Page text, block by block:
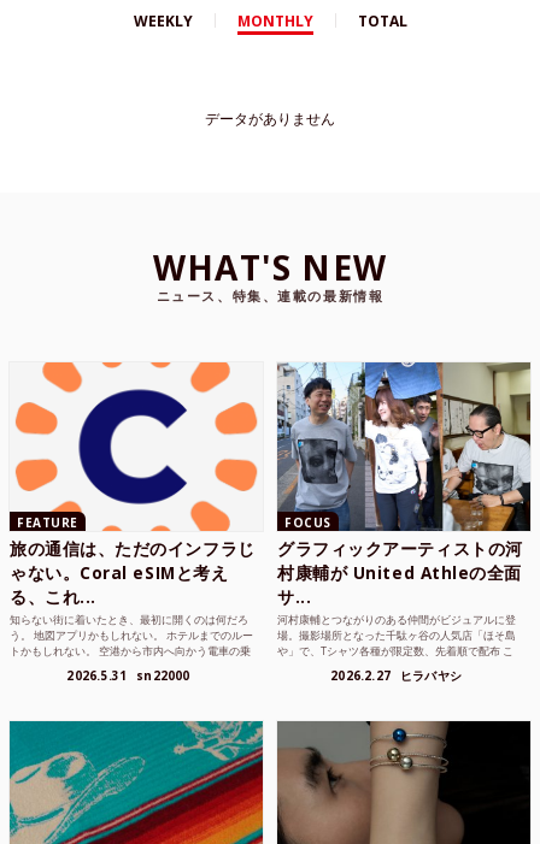
WEEKLY MONTHLY TOTAL
データがありません
WHAT'S NEW
ニュース、特集、連載の最新情報
FEATURE
旅の通信は、ただのインフラじ
ゃない。Coral eSIMと考え
る、これ...
知らない街に着いたとき、最初に開くのは何だろ
う。 地図アプリかもしれない。 ホテルまでのルー
トかもしれない。 空港から市内へ向かう電車の乗
2026.5.31 sn22000
FOCUS
グラフィックアーティストの河
村康輔が United Athleの全面
サ...
河村康輔とつながりのある仲間がビジュアルに登
場。撮影場所となった千駄ヶ谷の人気店「ほそ島
や」で、Tシャツ各種が限定数、先着順で配布 こ
2026.2.27 ヒラバヤシ